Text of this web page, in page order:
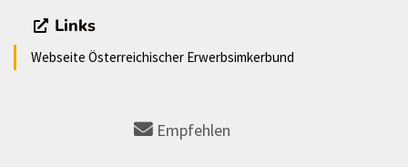
Links
Webseite Österreichischer Erwerbsimkerbund
Empfehlen